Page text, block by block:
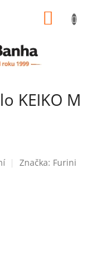
KEIKO M
Značka: Furini